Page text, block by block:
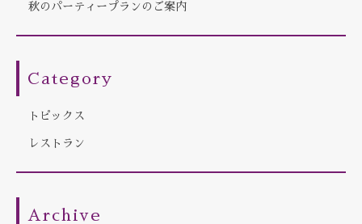
秋のパーティープランのご案内
Category
トピックス
レストラン
Archive